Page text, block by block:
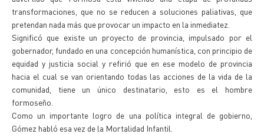
transformaciones, que no se reducen a soluciones paliativas, que
pretendan nada más que provocar un impacto en la inmediatez.
Significó que existe un proyecto de provincia, impulsado por el
gobernador, fundado en una concepción humanística, con principio de
equidad y justicia social y refirió que en ese modelo de provincia
hacia el cual se van orientando todas las acciones de la vida de la
comunidad, tiene un único destinatario, esto es el hombre
formoseño.
Como un importante logro de una política integral de gobierno,
Gómez habló esa vez de la Mortalidad Infantil.